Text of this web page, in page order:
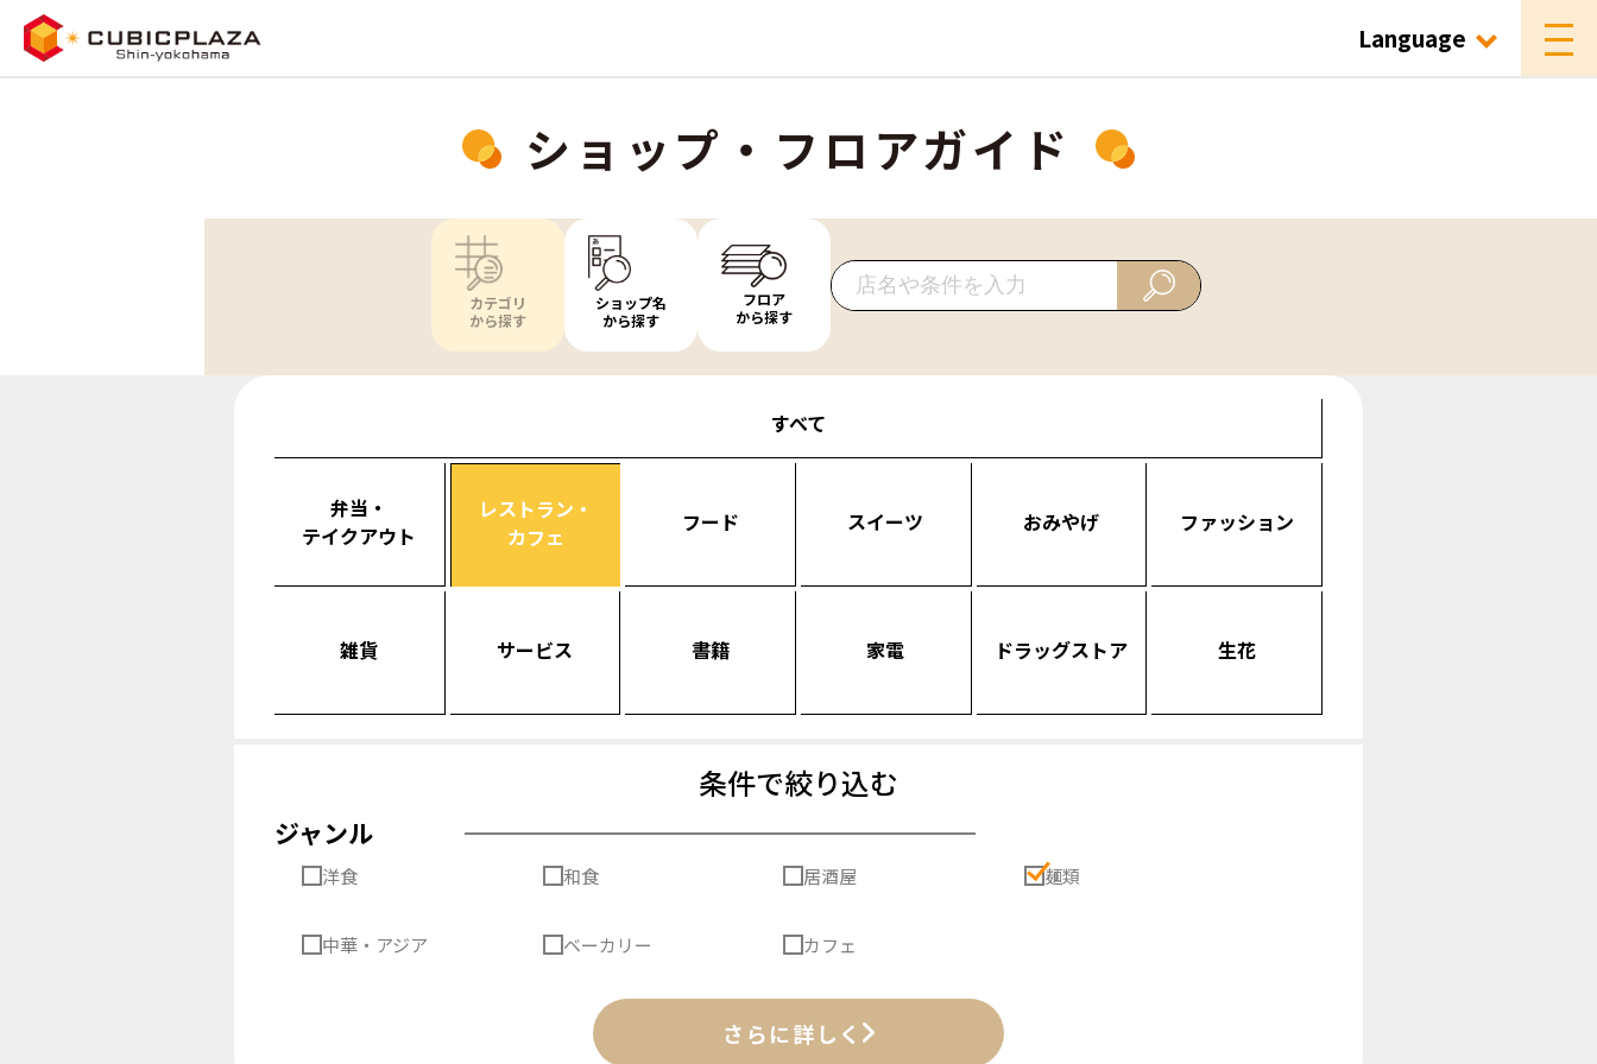
Language
ショップ・フロアガイド
カテゴリ
から探す
ショップ名
から探す
フロア
から探す
すべて
弁当・
テイクアウト
レストラン・
カフェ
フード スイーツ おみやげ ファッション
雑貨 サービス 書籍 家電 ドラッグストア 生花
条件で絞り込む
ジャンル
洋食 和食 居酒屋 麺類
中華・アジア ベーカリー カフェ
さらに詳しく